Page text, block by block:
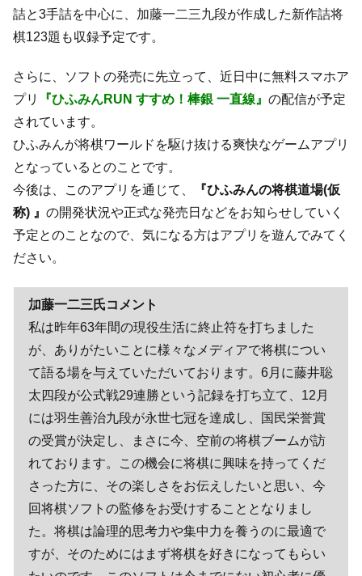
詰と3手詰を中心に、加藤一二三九段が作成した新作詰将
棋123題も収録予定です。
さらに、ソフトの発売に先立って、近日中に無料スマホア
プリ
『ひふみんRUN すすめ！棒銀 一直線』 の配信が予定
されています。
ひふみんが将棋ワールドを駆け抜ける爽快なゲームアプリ
となっているとのことです。
今後は、このアプリを通じて、
『ひふみんの将棋道場(仮
称) 』 の開発状況や正式な発売日などをお知らせしていく
予定とのことなので、気になる方はアプリを遊んでみてく
ださい。
加藤一二三氏コメント
私は昨年63年間の現役生活に終止符を打ちました
が、ありがたいことに様々なメディアで将棋につい
て語る場を与えていただいております。6月に藤井聡
太四段が公式戦29連勝という記録を打ち立て、12月
には羽生善治九段が永世七冠を達成し、国民栄誉賞
の受賞が決定し、まさに今、空前の将棋ブームが訪
れております。この機会に将棋に興味を持ってくだ
さった方に、その楽しさをお伝えしたいと思い、今
回将棋ソフトの監修をお受けすることとなりまし
た。将棋は論理的思考力や集中力を養うのに最適で
すが、そのためにはまず将棋を好きになってもらい